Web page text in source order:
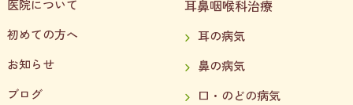
医院について
初めての方へ
お知らせ
ブログ
耳鼻咽喉科治療
耳の病気
鼻の病気
口・のどの病気